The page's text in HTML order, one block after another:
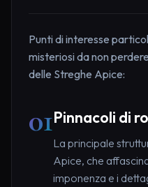
Punti di interesse
misteriosi da non
delle Streghe Apice:
01Pinnacoli di
La principale
Apice, che
imponenza e i